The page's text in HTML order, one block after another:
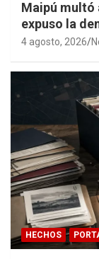
Maipú multó
expuso la
4 agosto, 2026
HECHOS